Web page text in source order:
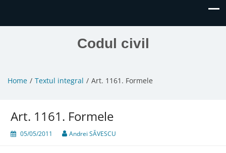
Codul civil
Home Textul integral Art. 1161. Formele
Art. 1161. Formele
05/05/2011 Andrei SĂVESCU